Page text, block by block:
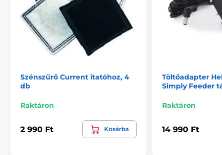
Szénszűrő Current itatóhoz, 4
db
Raktáron
2 990 Ft Kosárba
Töltőadapter
Simply Feeder
Raktáron
14 990 Ft